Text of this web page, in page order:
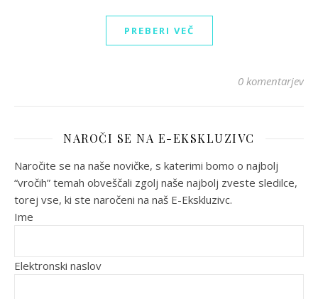
PREBERI VEČ
0 komentarjev
NAROČI SE NA E-EKSKLUZIVC
Naročite se na naše novičke, s katerimi bomo o najbolj
“vročih” temah obveščali zgolj naše najbolj zveste sledilce,
torej vse, ki ste naročeni na naš E-Ekskluzivc.
Ime
Elektronski naslov